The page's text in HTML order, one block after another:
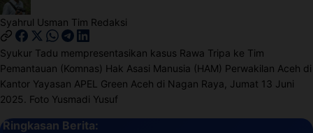
Syahrul Usman Tim Redaksi
Syukur Tadu mempresentasikan kasus Rawa Tripa ke Tim
Pemantauan (Komnas) Hak Asasi Manusia (HAM) Perwakilan Aceh di
Kantor Yayasan APEL Green Aceh di Nagan Raya, Jumat 13 Juni
2025. Foto Yusmadi Yusuf
Ringkasan Berita: